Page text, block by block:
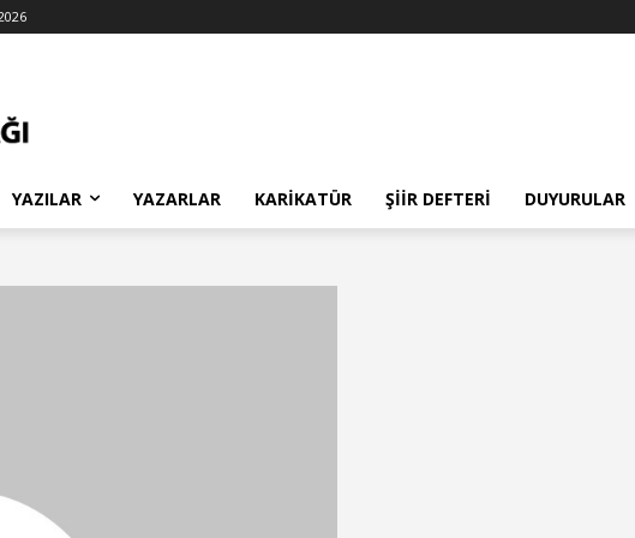
YAZILAR YAZARLAR KARIKATÜR ŞIIR DEFTERI DUYURULAR